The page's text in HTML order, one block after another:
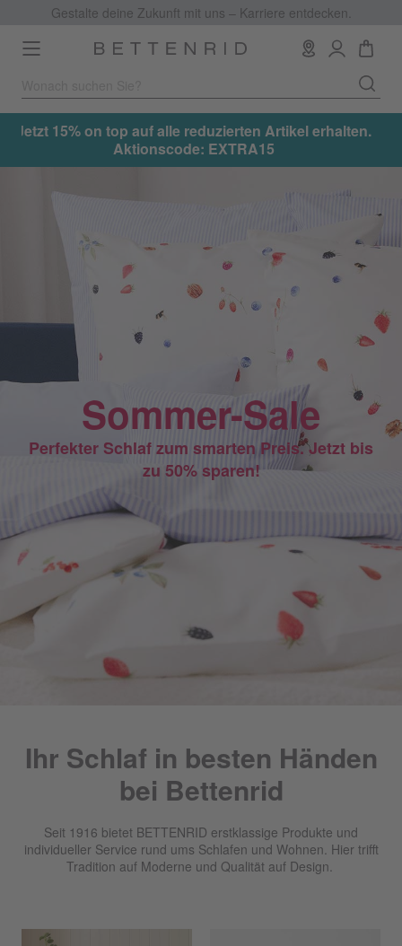
Gestalte deine Zukunft mit uns – Karriere entdecken.
Toggle
navigation
Jetzt 15% on top auf alle reduzierten Artikel erhalten.
Aktionscode: EXTRA15
Sommer-Sale
Perfekter Schlaf zum smarten Preis. Jetzt bis
zu 50% sparen!
Ihr Schlaf in besten Händen
bei Bettenrid
Seit 1916 bietet BETTENRID erstklassige Produkte und
individueller Service rund ums Schlafen und Wohnen. Hier trifft
Tradition auf Moderne und Qualität auf Design.